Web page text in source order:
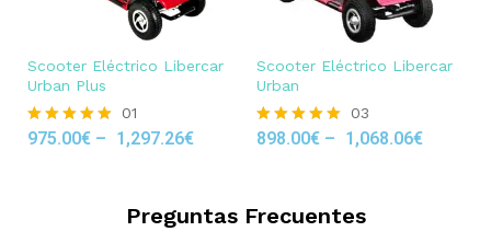
Scooter Eléctrico Libercar
Urban Plus
Rated
01
975.00€ – 1,297.26€
Scooter Eléctrico Libercar
Urban
Rated
03
898.00€ – 1,068.06€
Preguntas Frecuentes